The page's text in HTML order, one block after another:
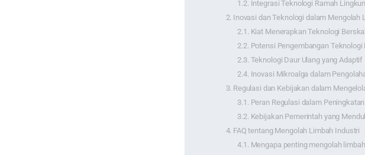
Integrasi Teknologi Ramah
Inovasi dan Teknologi dalam Mengolah
Kiat Menerapkan Teknologi
Potensi Pengembangan Teknologi
Teknologi Daur Ulang yang Adaptif
Inovasi Mikroalga dalam
Regulasi dan Kebijakan dalam
Peran Regulasi dalam
Kebijakan Pemerintah yang
FAQ tentang Mengolah Limbah Industri
Mengapa penting mengolah